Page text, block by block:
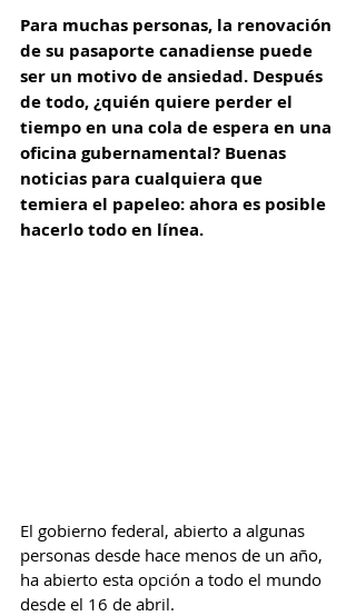
Para muchas personas, la renovación
de su pasaporte canadiense puede
ser un motivo de ansiedad. Después
de todo, ¿quién quiere perder el
tiempo en una cola de espera en una
oficina gubernamental? Buenas
noticias para cualquiera que
temiera el papeleo: ahora es posible
hacerlo todo en línea.
El gobierno federal, abierto a algunas
personas desde hace menos de un año,
ha abierto esta opción a todo el mundo
desde el 16 de abril.